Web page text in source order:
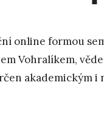
online formou
Vohralíkem,
akademickým i